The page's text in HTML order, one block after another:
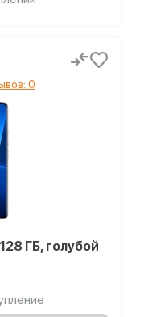
0
ГБ, голубой